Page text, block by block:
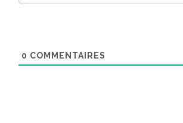
0 COMMENTAIRES